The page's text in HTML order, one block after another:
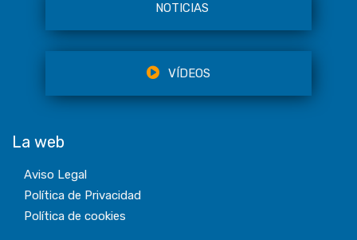
NOTICIAS
VÍDEOS
La web
Aviso Legal
Política de Privacidad
Política de cookies